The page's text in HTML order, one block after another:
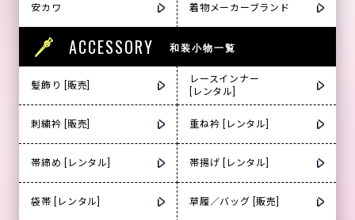
安カワ 着物メーカーブランド
ACCESSORY 和装小物一覧
髪飾り [販売]
レースインナー
[レンタル]
刺繍衿 [販売] 重ね衿 [レンタル]
帯締め [レンタル] 帯揚げ [レンタル]
袋帯 [レンタル] 草履／バッグ [販売]